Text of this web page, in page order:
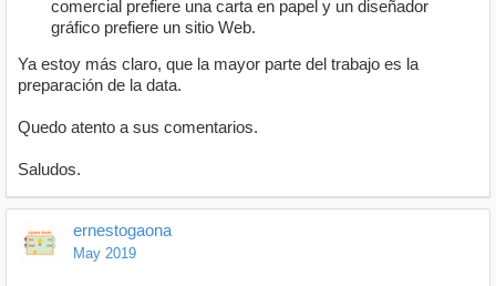
comercial prefiere una carta en papel y un diseñador
gráfico prefiere un sitio Web.
Ya estoy más claro, que la mayor parte del trabajo es la
preparación de la data.
Quedo atento a sus comentarios.
Saludos.
ernestogaona
May 2019